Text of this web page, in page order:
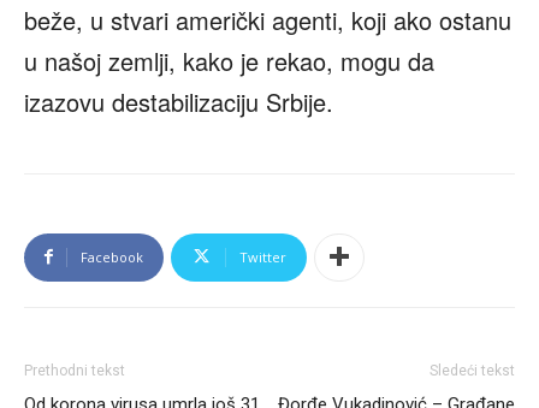
beže, u stvari američki agenti, koji ako ostanu
u našoj zemlji, kako je rekao, mogu da
izazovu destabilizaciju Srbije.
Facebook Twitter
Prethodni tekst Sledeći tekst